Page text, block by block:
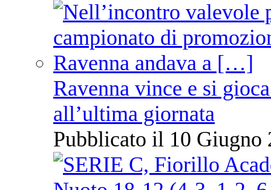
Ravenna vince e si
all’ultima giornata
Pubblicato il 10 Giugno